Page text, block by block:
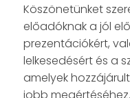
Köszönetünket
előadóknak a jól
prezentációkért,
lelkesedésért és a
amelyek
jobb